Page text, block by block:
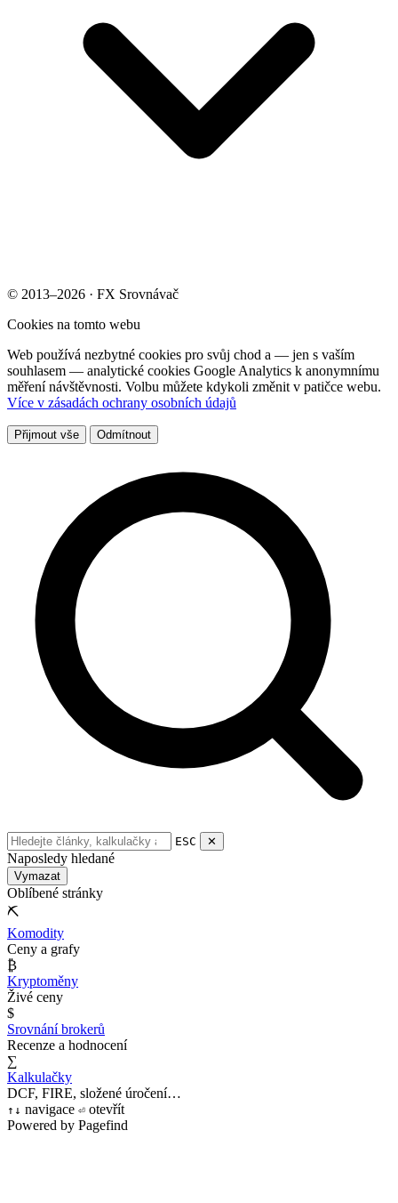
© 2013–2026 · FX Srovnávač
Cookies na tomto webu
Web používá nezbytné cookies pro svůj chod a — jen s vaším
souhlasem — analytické cookies Google Analytics k anonymnímu
měření návštěvnosti. Volbu můžete kdykoli změnit v patičce webu.
Více v zásadách ochrany osobních údajů
Přijmout vše Odmítnout
ESC ✕
Naposledy hledané
Vymazat
Oblíbené stránky
⛏
Komodity
Ceny a grafy
₿
Kryptoměny
Živé ceny
$
Srovnání brokerů
Recenze a hodnocení
∑
Kalkulačky
DCF, FIRE, složené úročení…
↑ ↓ navigace ⏎ otevřít
Powered by Pagefind